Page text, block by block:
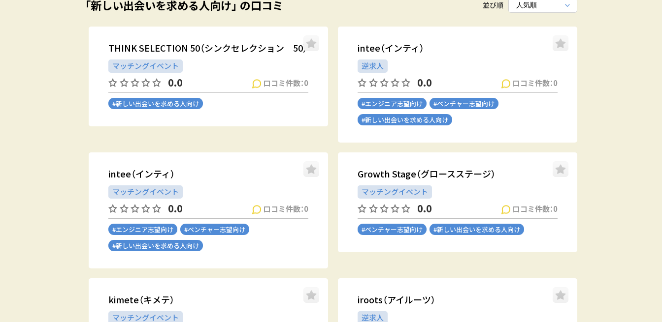
「新しい出会いを求める人向け」 の口コミ 並び順
THINK SELECTION 50（シンクセレクション 50）
マッチングイベント
0.0 口コミ件数：0
#新しい出会いを求める人向け
intee（インティ）
逆求人
0.0 口コミ件数：0
#エンジニア志望向け
#ベンチャー志望向け
#新しい出会いを求める人向け
intee（インティ）
マッチングイベント
0.0 口コミ件数：0
#エンジニア志望向け
#ベンチャー志望向け
#新しい出会いを求める人向け
Growth Stage（グロースステージ）
マッチングイベント
0.0 口コミ件数：0
#ベンチャー志望向け #新しい出会いを求める人向け
kimete（キメテ）
マッチングイベント
iroots（アイルーツ）
逆求人